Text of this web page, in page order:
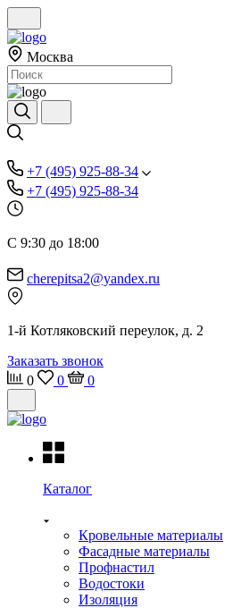
Москва
+7 (495) 925-88-34
+7 (495) 925-88-34
С 9:30 до 18:00
cherepitsa2@yandex.ru
1-й Котляковский переулок, д. 2
Заказать звонок
0
0 0
Каталог
Кровельные материалы
Фасадные материалы
Профнастил
Водостоки
Изоляция